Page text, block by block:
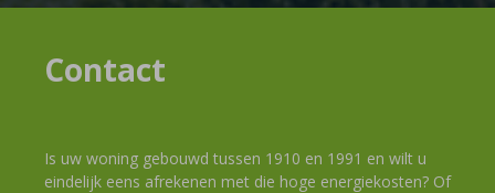
Contact
Is uw woning gebouwd tussen 1910 en 1991 en wilt u
eindelijk eens afrekenen met die hoge energiekosten? Of